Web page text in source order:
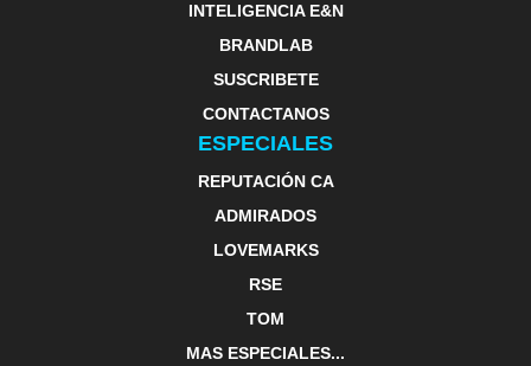
INTELIGENCIA E&N
BRANDLAB
SUSCRIBETE
CONTACTANOS
ESPECIALES
REPUTACIÓN CA
ADMIRADOS
LOVEMARKS
RSE
TOM
MAS ESPECIALES...